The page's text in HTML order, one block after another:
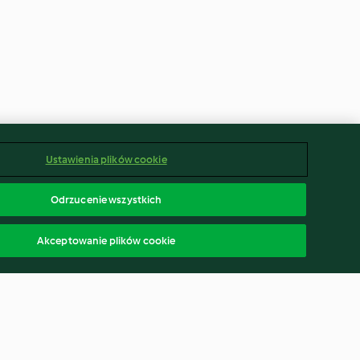
Ustawienia plików cookie
Odrzucenie wszystkich
Akceptowanie plików cookie